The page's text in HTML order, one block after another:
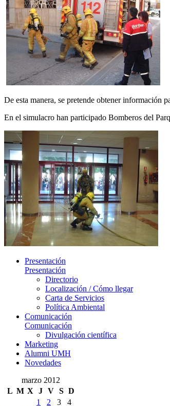
De esta manera, se pretende obtener información
En el simulacro han participado Bomberos del
Presentación
Presentación
Directorio
Localización / Cómo llegar
Carta de Servicios
Política Ambiental
Comunicación
Comunicación
Divulgación científica
Marketing
Alumni UMH
Novedades
marzo 2012
L M X J V S D
1
2 3
4